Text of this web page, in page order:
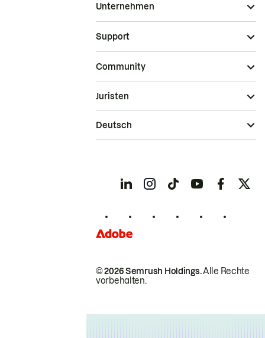
Unternehmen
Support
Community
© 2026 Semrush Holdings.Alle Rechte
vorbehalten.
Juristen
Deutsch